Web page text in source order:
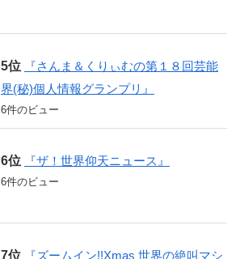
『さんま＆くりぃむの第１８回芸能
界(秘)個人情報グランプリ』
6件のビュー
『ザ！世界仰天ニュース』
6件のビュー
『ズームイン!!Xmas 世界の絶叫マシ